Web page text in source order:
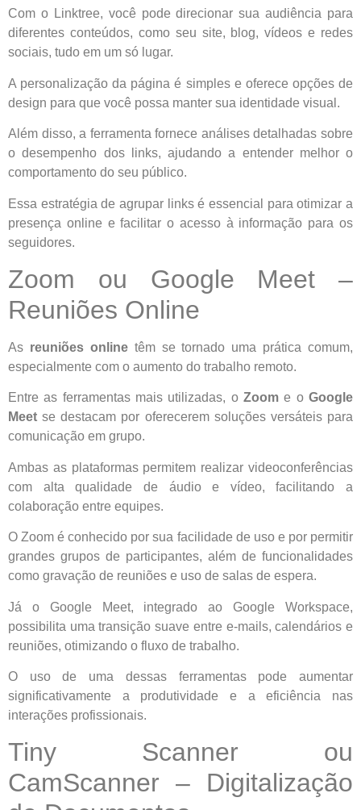
Com o Linktree, você pode direcionar sua audiência para
diferentes conteúdos, como seu site, blog, vídeos e redes
sociais, tudo em um só lugar.
A personalização da página é simples e oferece opções de
design para que você possa manter sua identidade visual.
Além disso, a ferramenta fornece análises detalhadas sobre
o desempenho dos links, ajudando a entender melhor o
comportamento do seu público.
Essa estratégia de agrupar links é essencial para otimizar a
presença online e facilitar o acesso à informação para os
seguidores.
Zoom ou Google Meet –
Reuniões Online
As reuniões onlinetêm se tornado uma prática comum,
especialmente com o aumento do trabalho remoto.
Entre as ferramentas mais utilizadas, o Zoom e o Google
Meet se destacam por oferecerem soluções versáteis para
comunicação em grupo.
Ambas as plataformas permitem realizar videoconferências
com alta qualidade de áudio e vídeo, facilitando a
colaboração entre equipes.
O Zoom é conhecido por sua facilidade de uso e por permitir
grandes grupos de participantes, além de funcionalidades
como gravação de reuniões e uso de salas de espera.
Já o Google Meet, integrado ao Google Workspace,
possibilita uma transição suave entre e-mails, calendários e
reuniões, otimizando o fluxo de trabalho.
O uso de uma dessas ferramentas pode aumentar
significativamente a produtividade e a eficiência nas
interações profissionais.
Tiny Scanner ou
CamScanner – Digitalização